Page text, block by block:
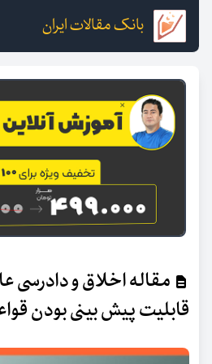
بانک مقالات ایران
مقاله اخلاق و دادرسی
قابلیت پیش بینی بودن